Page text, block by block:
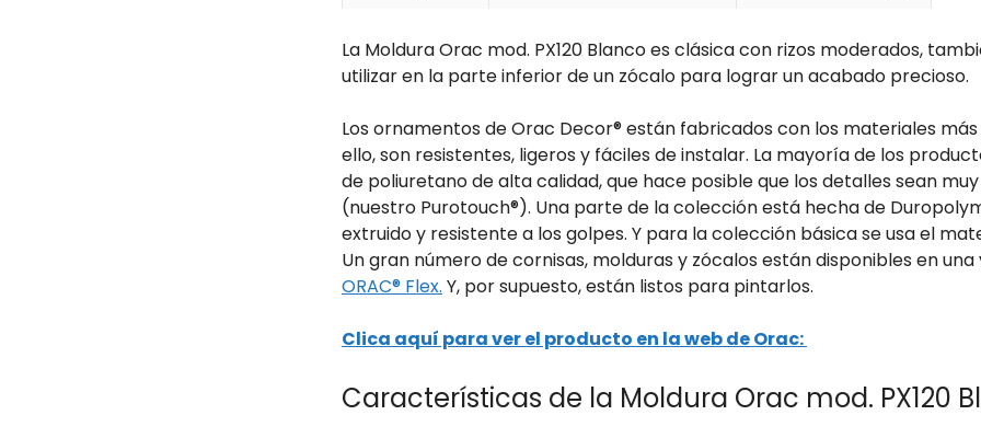
La Moldura Orac mod. PX120 Blanco es clásica con rizos moderados,
utilizar en la parte inferior de un zócalo para lograr un acabado precioso.
Los ornamentos de Orac Decor® están fabricados con los materiales más
ello, son resistentes, ligeros y fáciles de instalar. La mayoría de los
de poliuretano de alta calidad, que hace posible que los detalles sean
(nuestro Purotouch®). Una parte de la colección está hecha de
extruido y resistente a los golpes. Y para la colección básica se usa el
Un gran número de cornisas, molduras y zócalos están disponibles en
ORAC® Flex. Y, por supuesto, están listos para pintarlos.
Clica aquí para ver el producto en la web de Orac:
Características de la Moldura Orac mod. PX120